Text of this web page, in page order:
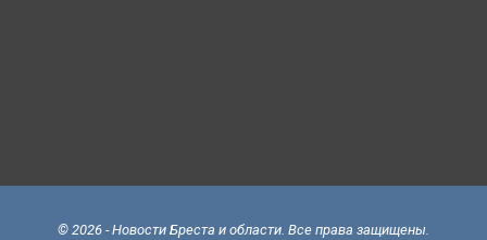
© 2026 - Новости Бреста и области. Все права защищены.